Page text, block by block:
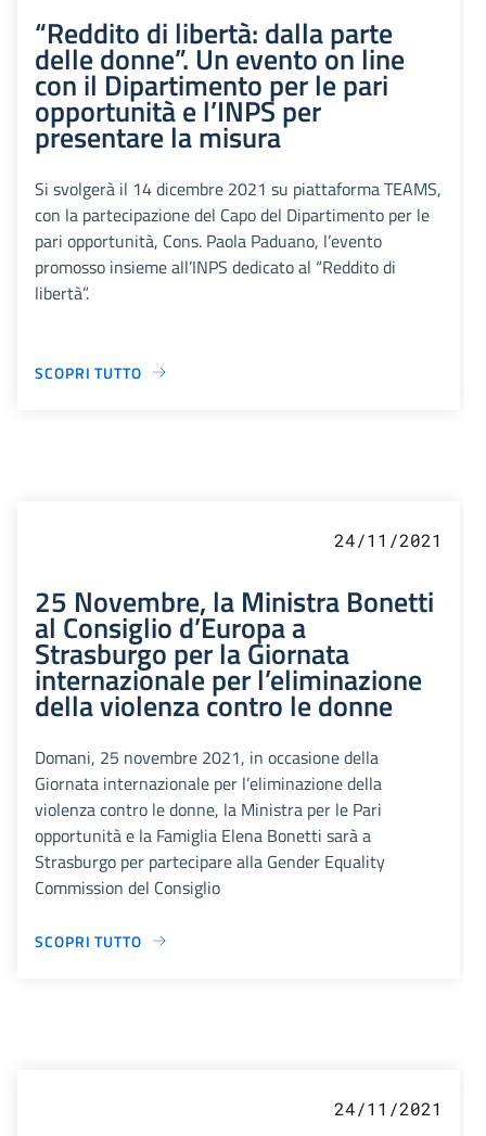
“Reddito di libertà: dalla parte
delle donne”. Un evento on line
con il Dipartimento per le pari
opportunità e l’INPS per
presentare la misura
Si svolgerà il 14 dicembre 2021 su piattaforma TEAMS,
con la partecipazione del Capo del Dipartimento per le
pari opportunità, Cons. Paola Paduano, l’evento
promosso insieme all’INPS dedicato al “Reddito di
libertà”.
SCOPRI TUTTO
24/11/2021
25 Novembre, la Ministra Bonetti
al Consiglio d’Europa a
Strasburgo per la Giornata
internazionale per l’eliminazione
della violenza contro le donne
Domani, 25 novembre 2021, in occasione della
Giornata internazionale per l’eliminazione della
violenza contro le donne, la Ministra per le Pari
opportunità e la Famiglia Elena Bonetti sarà a
Strasburgo per partecipare alla Gender Equality
Commission del Consiglio
SCOPRI TUTTO
24/11/2021